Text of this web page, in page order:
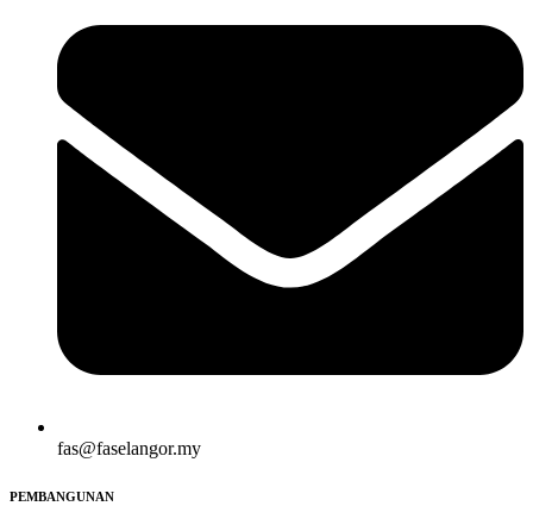
fas@faselangor.my
PEMBANGUNAN